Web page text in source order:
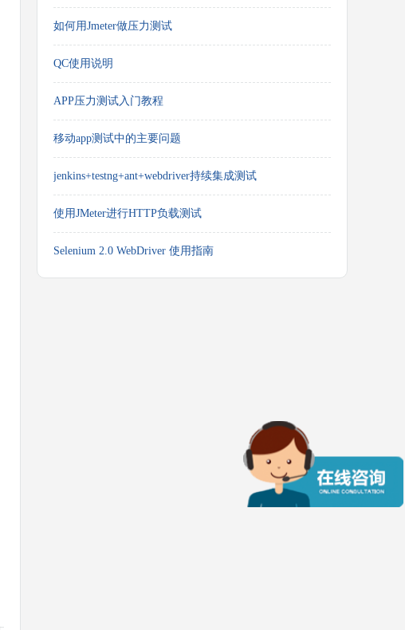
如何用Jmeter做压力测试
QC使用说明
APP压力测试入门教程
移动app测试中的主要问题
jenkins+testng+ant+webdriver持续集成测试
使用JMeter进行HTTP负载测试
Selenium 2.0 WebDriver 使用指南